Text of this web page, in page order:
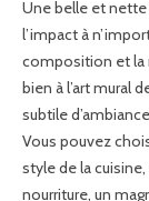
Une belle et
l’impact à
composition et la
bien à l’art mural
subtile
Vous pouvez
style de la
nourriture, un